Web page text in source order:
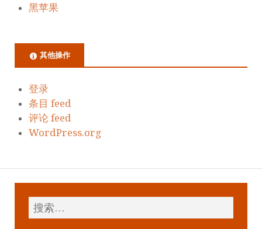
黑苹果
其他操作
登录
条目 feed
评论 feed
WordPress.org